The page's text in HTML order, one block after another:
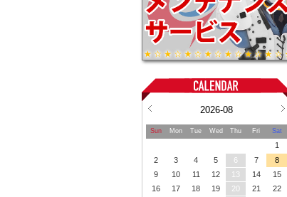
2026-08
Sun Mon Tue Wed Thu Fri Sat
1
2
3 4 5 6 7
8
9
10 11 12 13 14
15
16
17 18 19 20 21
22